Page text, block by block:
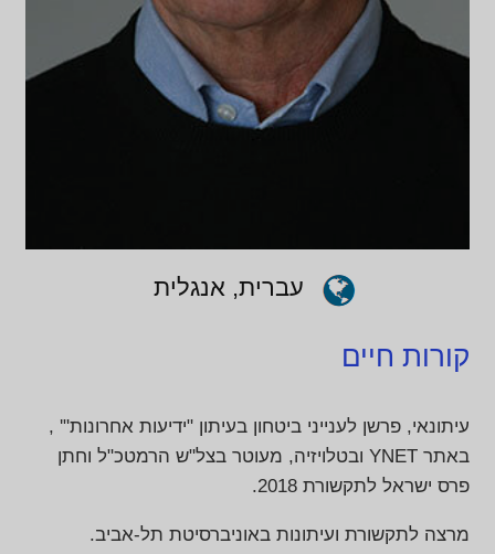
עברית, אנגלית
קורות חיים
עיתונאי, פרשן לענייני ביטחון בעיתון "ידיעות אחרונות"' ,
באתר YNET ובטלויזיה, מעוטר בצל"ש הרמטכ"ל וחתן
פרס ישראל לתקשורת 2018.
מרצה לתקשורת ועיתונות באוניברסיטת תל-אביב.